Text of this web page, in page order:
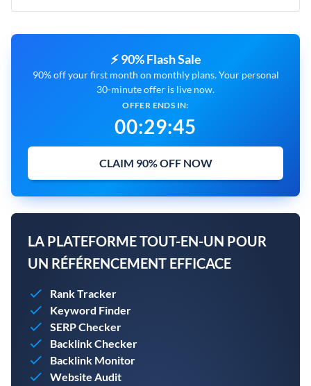
⚡ 90% Flash Sale
90% off your first month on monthly plans. Your personal
30-minute offer is live now.
OFFER ENDS IN:
00:29:43
CLAIM 90% OFF NOW
LA PLATEFORME TOUT-EN-UN POUR
UN RÉFÉRENCEMENT EFFICACE
Rank Tracker
Keyword Finder
SERP Checker
Backlink Checker
Backlink Monitor
Website Audit